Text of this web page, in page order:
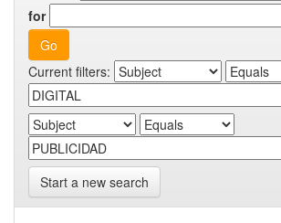
for
Current filters:
Start a new search